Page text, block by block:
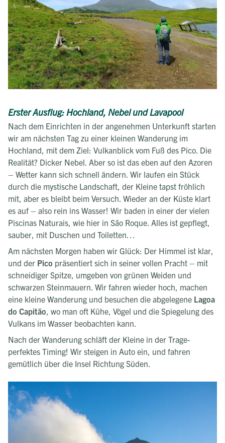
Erster Ausflug: Hochland, Nebel und Lavapool
Nach dem Einrichten in der angenehmen Unterkunft starten
wir am nächsten Tag zu einer kleinen Wanderung im
Hochland, mit dem Ziel: Vulkanblick vom Fuß des Pico. Die
Realität? Dicker Nebel. Aber so ist das eben auf den Azoren
– Wetter kann sich schnell ändern. Wir laufen ein Stück
durch die mystische Landschaft, der Kleine tapst fröhlich
mit, aber es bleibt beim Versuch. Wieder an der Küste klart
es auf – also rein ins Wasser! Wir baden in einer der vielen
Piscinas Naturais, wie hier in São Roque. Alles ist gepflegt,
sauber, mit Duschen und Toiletten…
Am nächsten Morgen haben wir Glück: Der Himmel ist klar,
und der Pico präsentiert sich in seiner vollen Pracht – mit
schneidiger Spitze, umgeben von grünen Weiden und
schwarzen Steinmauern. Wir fahren wieder hoch, machen
eine kleine Wanderung und besuchen die abgelegene Lagoa
do Capitão, wo man oft Kühe, Vögel und die Spiegelung des
Vulkans im Wasser beobachten kann.
Nach der Wanderung schläft der Kleine in der Trage-
perfektes Timing! Wir steigen in Auto ein, und fahren
gemütlich über die Insel Richtung Süden.